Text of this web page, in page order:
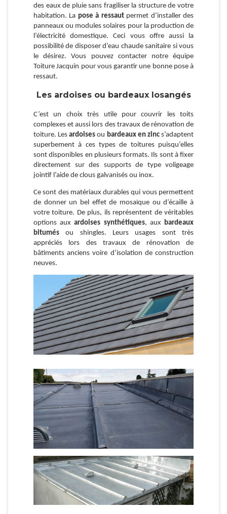
des eaux de pluie sans fragiliser la structure de votre
habitation. La pose à ressautpermet d’installer des
panneaux ou modules solaires pour la production de
l’électricité domestique. Ceci vous offre aussi la
possibilité de disposer d’eau chaude sanitaire si vous
le désirez. Vous pouvez contacter notre équipe
Toiture Jacquin pour vous garantir une bonne pose à
ressaut.
Les ardoises ou bardeaux losangés
C’est un choix très utile pour couvrir les toits
complexes et aussi lors des travaux de rénovation de
toiture. Lesardoises ou bardeaux en zincs’adaptent
superbement à ces types de toitures puisqu’elles
sont disponibles en plusieurs formats. Ils sont à fixer
directement sur des supports de type voligeage
jointif l’aide de clous galvanisés ou inox.
Ce sont des matériaux durables qui vous permettent
de donner un bel effet de mosaïque ou d’écaille à
votre toiture. De plus, ils représentent de véritables
options auxardoises synthétiques, aux bardeaux
bitumés ou shingles. Leurs usages sont très
appréciés lors des travaux de rénovation de
bâtiments anciens voire d’isolation de construction
neuves.